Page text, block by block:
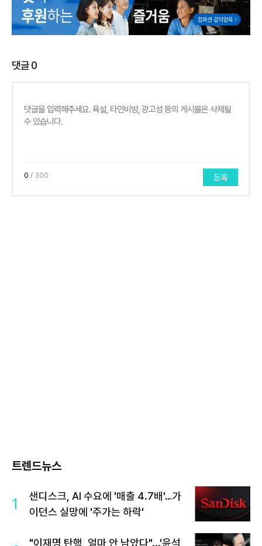
댓글0
0 / 300 등록
트렌드뉴스
1
샌디스크, AI 수요에 '매출 4.7배'…가
이던스 실망에 '주가는 하락'
"이재명 탄핵, 얼마 안 남았다"...'윤석